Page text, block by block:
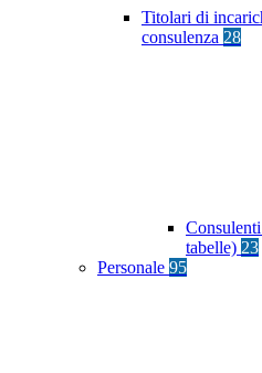
Titolari di
consulenza 28
tabelle) 23
Personale 95